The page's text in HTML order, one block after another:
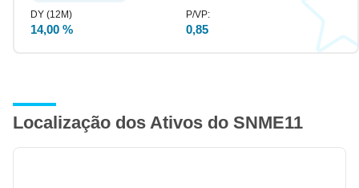
14,00 % 0,85
Localização dos Ativos do SNME11